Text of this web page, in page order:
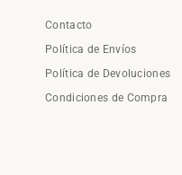
Contacto
Política de Envíos
Política de Devoluciones
Condiciones de Compra